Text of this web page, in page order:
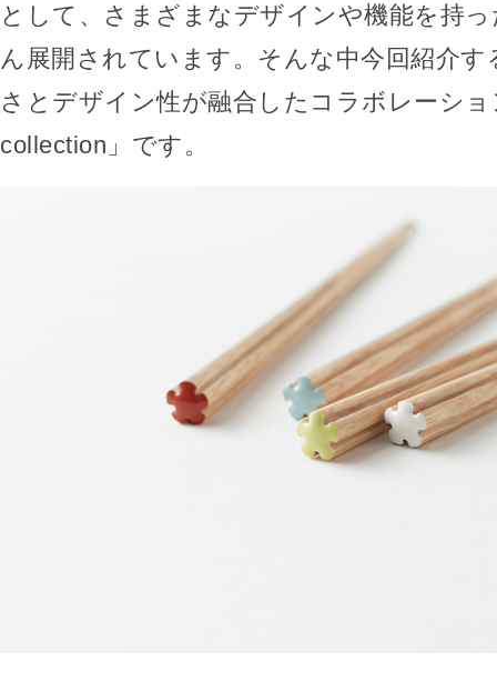
として、さまざまなデザインや機能を持
ん展開されています。そんな中今回紹介す
さとデザイン性が融合したコラボレーシ
collection」です。